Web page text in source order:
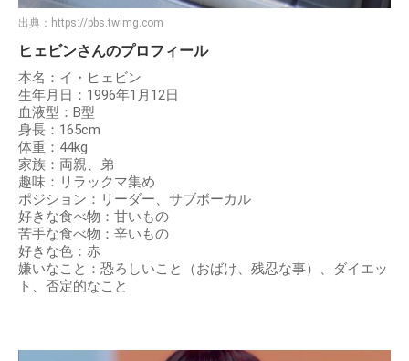
出典： https://pbs.twimg.com
ヒェビンさんのプロフィール
本名：イ・ヒェビン
生年月日：1996年1月12日
血液型：B型
身長：165cm
体重：44kg
家族：両親、弟
趣味：リラックマ集め
ポジション：リーダー、サブボーカル
好きな食べ物：甘いもの
苦手な食べ物：辛いもの
好きな色：赤
嫌いなこと：恐ろしいこと（おばけ、残忍な事）、ダイエッ
ト、否定的なこと